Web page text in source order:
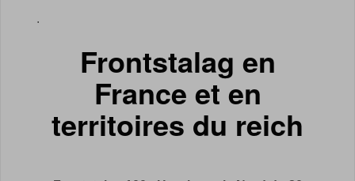
.
Frontstalag en
France et en
territoires du reich